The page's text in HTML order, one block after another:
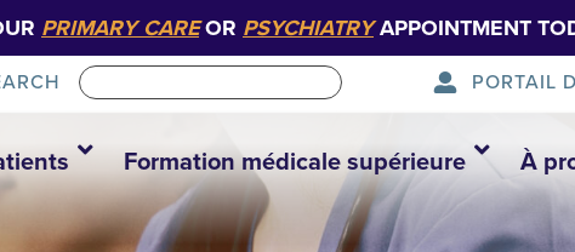
PRIMARY CAREOR PSYCHIATRYAPPOINTMENT
PORTAIL
Formation médicale supérieure À